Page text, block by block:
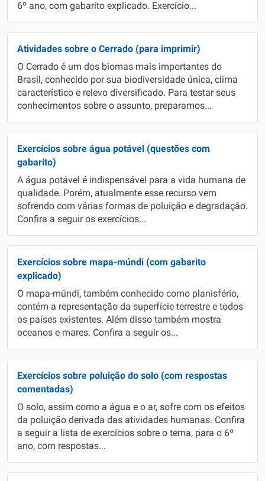
6º ano, com gabarito explicado. Exercício...
Atividades sobre o Cerrado (para imprimir)
O Cerrado é um dos biomas mais importantes do
Brasil, conhecido por sua biodiversidade única, clima
característico e relevo diversificado. Para testar seus
conhecimentos sobre o assunto, preparamos...
Exercícios sobre água potável (questões com
gabarito)
A água potável é indispensável para a vida humana de
qualidade. Porém, atualmente esse recurso vem
sofrendo com várias formas de poluição e degradação.
Confira a seguir os exercícios...
Exercícios sobre mapa-múndi (com gabarito
explicado)
O mapa-múndi, também conhecido como planisfério,
contém a representação da superfície terrestre e todos
os países existentes. Além disso também mostra
oceanos e mares. Confira a seguir os...
Exercícios sobre poluição do solo (com respostas
comentadas)
O solo, assim como a água e o ar, sofre com os efeitos
da poluição derivada das atividades humanas. Confira
a seguir a lista de exercícios sobre o tema, para o 6º
ano, com respostas...